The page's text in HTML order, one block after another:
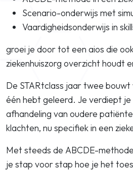
Scenario-onderwijs met
Vaardigheidsonderwijs in
groei je door tot een aios die
ziekenhuiszorg overzicht houdt
De STARtclass jaar twee
één hebt geleerd. Je verdiept je
afhandeling van oudere
klachten, nu specifiek in een
Met steeds de ABCDE-
je stap voor stap hoe je het